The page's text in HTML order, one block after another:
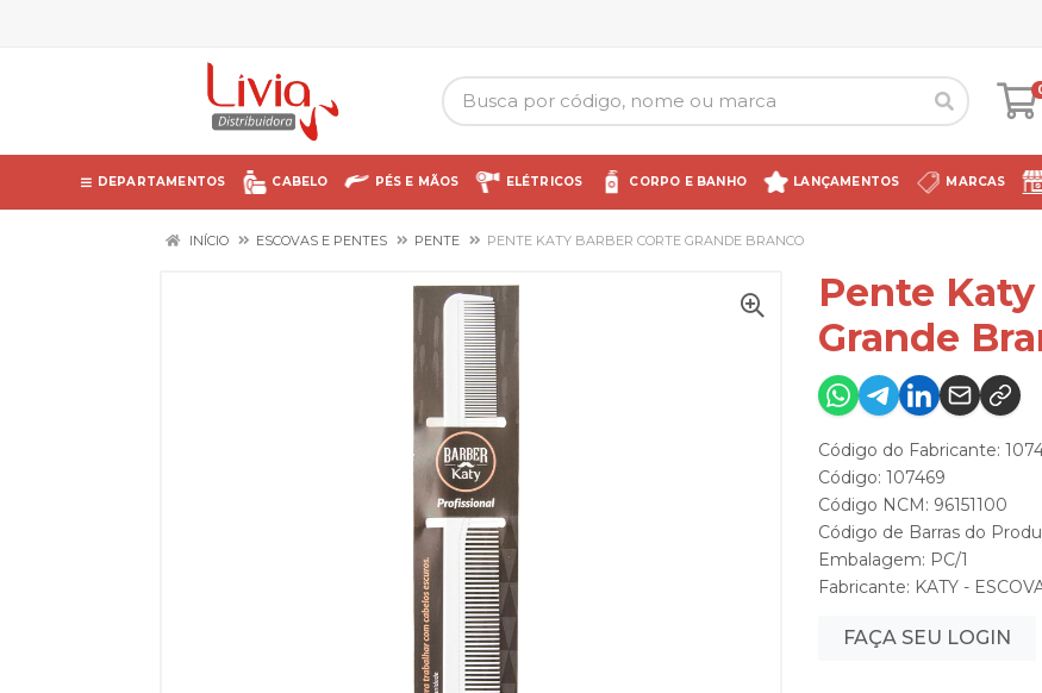
DEPARTAMENTOS CABELO PÉS E MÃOS ELÉTRICOS CORPO E BANHO LANÇAMENTOS MARCAS
INÍCIO ESCOVAS E PENTES PENTE PENTE KATY BARBER CORTE GRANDE BRANCO
Pente
Grande
Código do Fabricante:
Código: 107469
Código NCM: 96151100
Código de Barras do
Embalagem: PC/1
Fabricante: KATY -
FAÇA SEU LOGIN